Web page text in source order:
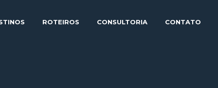
ROTEIROS CONSULTORIA CONTATO